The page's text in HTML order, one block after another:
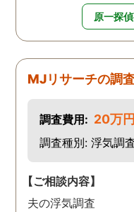
原一探
MJリサーチの調
調査費用: 20万円
調査種別: 浮気調
【ご相談内容】
夫の浮気調査